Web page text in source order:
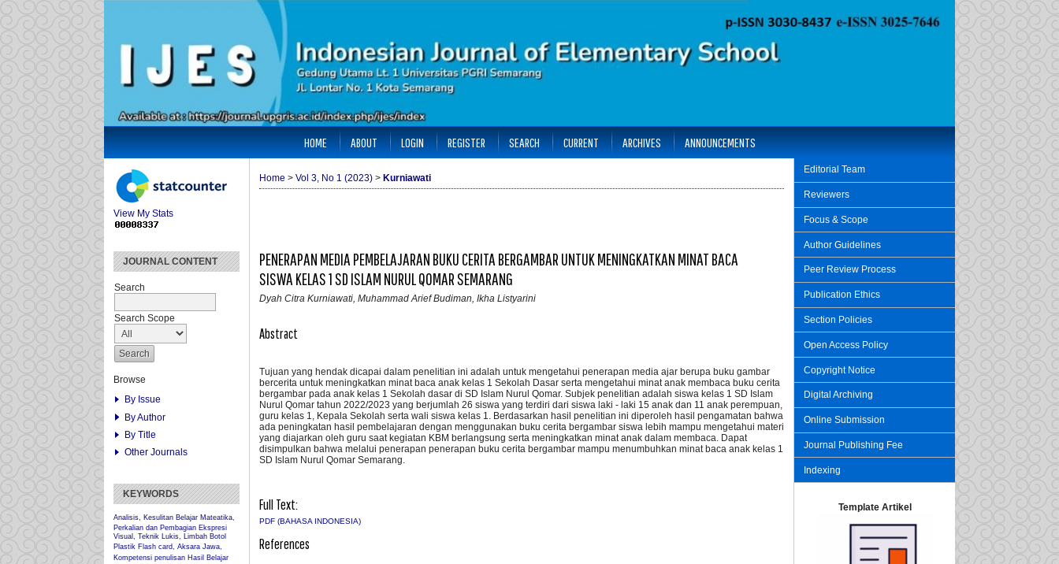
View My Stats
JOURNAL CONTENT
Search
Search Scope
Browse
By Issue
By Author
By Title
Other Journals
KEYWORDS
Analisis, Kesulitan Belajar Mateatika,
Perkalian dan Pembagian Ekspresi
Visual, Teknik Lukis, Limbah Botol
Plastik Flash card, Aksara Jawa,
Kompetensi penulisan Hasil Belajar
Editorial Team
Reviewers
Focus & Scope
Author Guidelines
Peer Review Process
Publication Ethics
Section Policies
Open Access Policy
Copyright Notice
Digital Archiving
Online Submission
Journal Publishing Fee
Indexing
Template Artikel
HOME ABOUT LOGIN REGISTER SEARCH CURRENT ARCHIVES ANNOUNCEMENTS
Home > Vol 3, No 1 (2023) > Kurniawati
PENERAPAN MEDIA PEMBELAJARAN BUKU CERITA BERGAMBAR UNTUK MENINGKATKAN MINAT BACA
SISWA KELAS 1 SD ISLAM NURUL QOMAR SEMARANG
Dyah Citra Kurniawati, Muhammad Arief Budiman, Ikha Listyarini
Abstract
Tujuan yang hendak dicapai dalam penelitian ini adalah untuk mengetahui penerapan media ajar berupa buku gambar
bercerita untuk meningkatkan minat baca anak kelas 1 Sekolah Dasar serta mengetahui minat anak membaca buku cerita
bergambar pada anak kelas 1 Sekolah dasar di SD Islam Nurul Qomar. Subjek penelitian adalah siswa kelas 1 SD Islam
Nurul Qomar tahun 2022/2023 yang berjumlah 26 siswa yang terdiri dari siswa laki - laki 15 anak dan 11 anak perempuan,
guru kelas 1, Kepala Sekolah serta wali siswa kelas 1. Berdasarkan hasil penelitian ini diperoleh hasil pengamatan bahwa
ada peningkatan hasil pembelajaran dengan menggunakan buku cerita bergambar siswa lebih mampu mengetahui materi
yang diajarkan oleh guru saat kegiatan KBM berlangsung serta meningkatkan minat anak dalam membaca. Dapat
disimpulkan bahwa melalui penerapan penerapan buku cerita bergambar mampu menumbuhkan minat baca anak kelas 1
SD Islam Nurul Qomar Semarang.
Full Text:
PDF (BAHASA INDONESIA)
References